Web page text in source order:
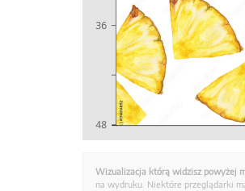
Wizualizacja którą widzisz powyżej
na wydruku. Niektóre przeglądarki